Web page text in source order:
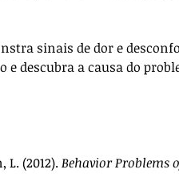
sinais de dor e
e descubra a causa do
(2012). Behavior Problems